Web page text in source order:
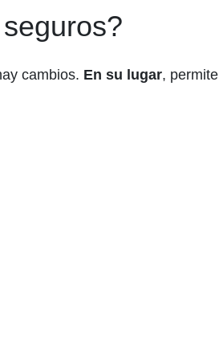
cambios. En su lugar, permite